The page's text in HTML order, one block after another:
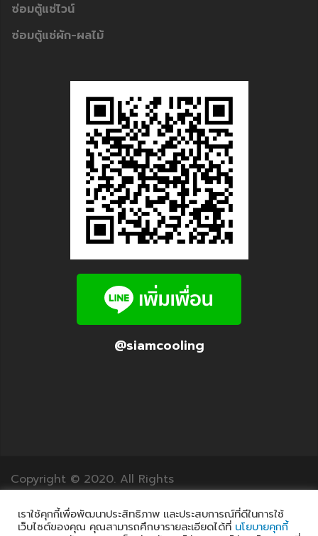
ซ่อมตู้แช่ไวน์
ซ่อมตู้แช่ผัก-ผลไม้
@siamcooling
Copyright © 2020. All Rights
Reserved.12Translation.com
เราใช้คุกกี้เพื่อพัฒนาประสิทธิภาพ และประสบการณ์ที่ดีในการใช้
เว็บไซต์ของคุณ คุณสามารถศึกษารายละเอียดได้ที่ นโยบายคุกกี้